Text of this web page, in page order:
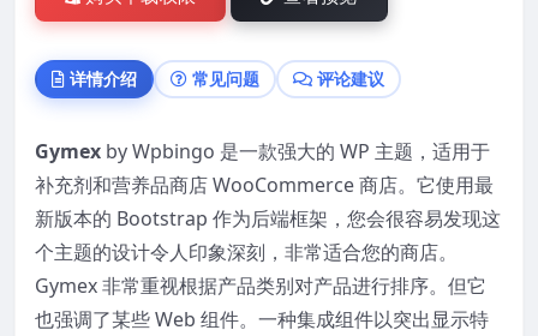
详情介绍 常见问题 评论建议
Gymex by Wpbingo 是一款强大的 WP 主题，适用于
补充剂和营养品商店 WooCommerce 商店。它使用最
新版本的 Bootstrap 作为后端框架，您会很容易发现这
个主题的设计令人印象深刻，非常适合您的商店。
Gymex 非常重视根据产品类别对产品进行排序。但它
也强调了某些 Web 组件。一种集成组件以突出显示特